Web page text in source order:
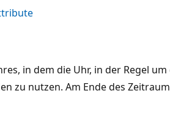
in dem die Uhr, in der Regel um
zu nutzen. Am Ende des